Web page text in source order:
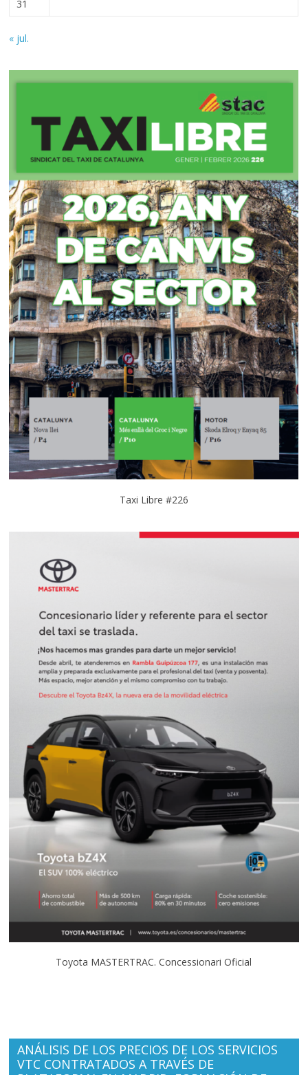
31
« jul.
Taxi Libre #226
Toyota MASTERTRAC. Concessionari Oficial
ANÁLISIS DE LOS PRECIOS DE LOS SERVICIOS
VTC CONTRATADOS A TRAVÉS DE